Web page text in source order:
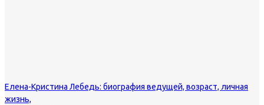
Елена-Кристина Лебедь: биография ведущей, возраст, личная
жизнь,